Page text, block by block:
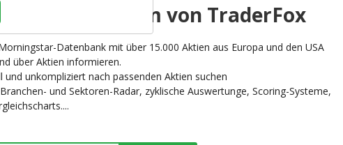
Plattform von TraderFox
Datenbank mit über 15.000 Aktien aus Europa und den USA
über Aktien informieren.
und unkompliziert nach passenden Aktien suchen
und Sektoren-Radar, zyklische Auswertunge, Scoring-Systeme,